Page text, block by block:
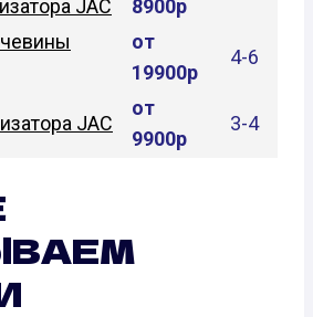
JAC
8900р
от
19900р
4-6
JAC
от
9900р
3-4